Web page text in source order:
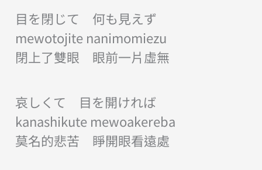
目を閉じて 何も見えず
mewotojite nanimomiezu
閉上了雙眼 眼前一片虛無
哀しくて 目を開ければ
kanashikute mewoakereba
莫名的悲苦 睜開眼看遠處